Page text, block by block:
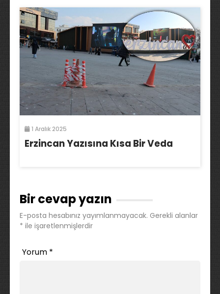
1 Aralık 2025
Erzincan Yazısına Kısa Bir Veda
Bir cevap yazın
E-posta hesabınız yayımlanmayacak. Gerekli alanlar
* ile işaretlenmişlerdir
Yorum *